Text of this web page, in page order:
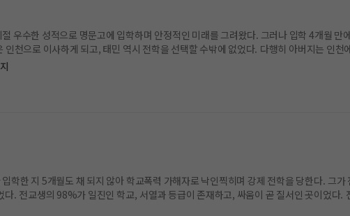
우수한 성적으로 명문고에 입학하며 안정적인 미래를 그려왔다. 그러나 입학 4개월 만
민 역시 전학을 선택할 수밖에 없었다. 다행히 아버지는 인천에서 다시 일자리를 구했지만, 태
그는 부모님에게 진실을 말하지 못한다. 힘들다는 한
학한 지 5개월도 채 되지 않아 학교폭력 가해자로 낙인찍히며 강제 전학을 당한다. 그가
. 전교생의 98%가 일진인 학교, 서열과 등급이 존재하고, 싸움이 곧 질서인 곳이었다.
구원도 없다. 그러나 강태민은 그 지옥에 굴복하지 않는다. 그는 오직 싸움으로 살아남는